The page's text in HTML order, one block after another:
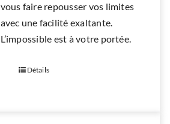
vous faire repousser vos limites
avec une facilité exaltante.
L’impossible est à votre portée.
Détails